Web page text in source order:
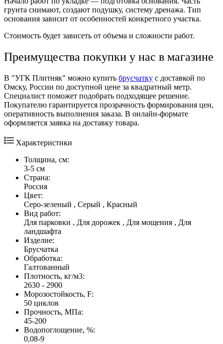
грунта снимают, создают подушку, систему дренажа. Тип
основания зависит от особенностей конкретного участка.
Стоимость будет зависеть от объема и сложности работ.
Преимущества покупки у нас в магазине
В "УГК Плитняк" можно купить брусчатку с доставкой по
Омску, России по доступной цене за квадратный метр.
Специалист поможет подобрать подходящее решение.
Покупателю гарантируется прозрачность формирования цен,
оперативность выполнения заказа. В онлайн-формате
оформляется заявка на доставку товара.
Характеристики
Толщина, см:
3-5 см
Страна:
Россия
Цвет:
Серо-зеленый , Серый , Красный
Вид работ:
Для парковки , Для дорожек , Для мощения , Для
ландшафта
Изделие:
Брусчатка
Обработка:
Галтованный
Плотность, кг/м3:
2630 - 2900
Морозостойкость, F:
50 циклов
Прочность, МПа:
45-200
Водопоглощение, %:
0,08-9